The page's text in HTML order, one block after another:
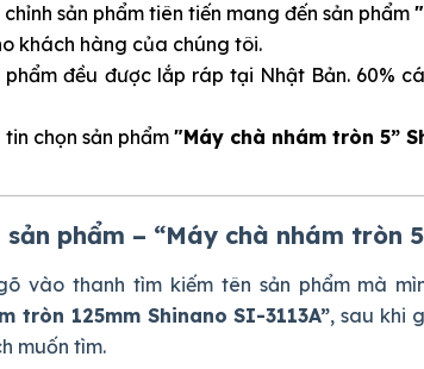
sản phẩm tiên tiến mang đến sản phẩm
khách hàng của chúng tôi.
phẩm đều được lắp ráp tại Nhật Bản. 60%
chọn sản phẩm "Máy chà nhám tròn 5”
phẩm – “Máy chà nhám tròn
vào thanh tìm kiếm tên sản phẩm mà
tròn 125mm Shinano SI-3113A”, sau khi
muốn tìm.